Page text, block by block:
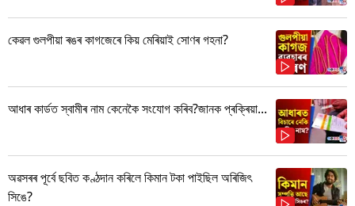
কেৱল গুলপীয়া ৰঙৰ কাগজেৰে কিয় মেৰিয়াই সোণৰ গহনা?
আধাৰ কাৰ্ডত স্বামীৰ নাম কেনেকৈ সংযোগ কৰিব?জানক প্ৰক্ৰিয়া...
অৱসৰৰ পূৰ্বে ছবিত কণ্ঠদান কৰিলে কিমান টকা পাইছিল অৰিজিৎ
সিঙে?